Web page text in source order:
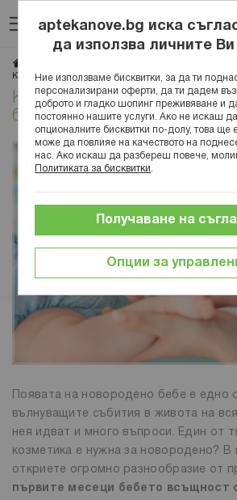
към
съдържанието
Каква козметика е нужна за новородено бебе
Каква козметика е нужна за
бебе
Появата на новородено бебе е едно
вълнуващите събития в живота на
нея идват и много въпроси. Един от
козметика е нужна за новородено? В
откриете огромно разнообразие от
първите месеци бебето всъщност
aptekanove.bg иска
да използва личните
Ние използваме бисквитки, за да ти
персонализирани оферти, да ти дадем
доброто и гладко шопинг преживяване и
постоянно нашите услуги. Ако не искаш
опционалните бисквитки по-долу, това ще
може да повлияе на качеството на
нас. Ако искаш да разбереш повече,
Политиката за бисквитки
Опции за
Получаване на